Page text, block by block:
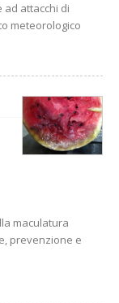
ad attacchi di
meteorologico
maculatura
prevenzione e